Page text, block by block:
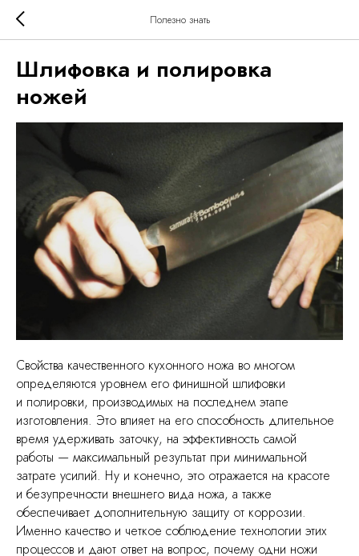
Полезно знать
Шлифовка и полировка
ножей
Свойства качественного кухонного ножа во многом
определяются уровнем его финишной шлифовки
и полировки, производимых на последнем этапе
изготовления. Это влияет на его способность длительное
время удерживать заточку, на эффективность самой
работы — максимальный результат при минимальной
затрате усилий. Ну и конечно, это отражается на красоте
и безупречности внешнего вида ножа, а также
обеспечивает дополнительную защиту от коррозии.
Именно качество и четкое соблюдение технологии этих
процессов и дают ответ на вопрос, почему одни ножи